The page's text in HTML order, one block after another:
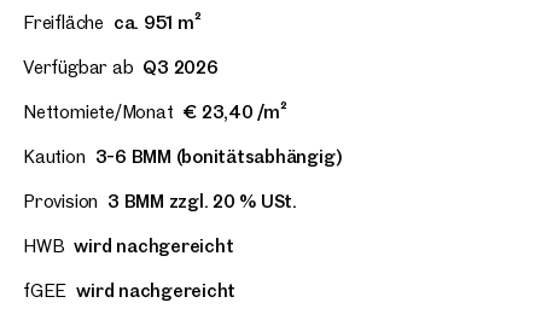
Freifläche ca. 951 m²
Verfügbar ab Q3 2026
Nettomiete/Monat € 23,40 /m²
Kaution 3-6 BMM (bonitätsabhängig)
Provision 3 BMM zzgl. 20 % USt.
HWB wird nachgereicht
fGEE wird nachgereicht